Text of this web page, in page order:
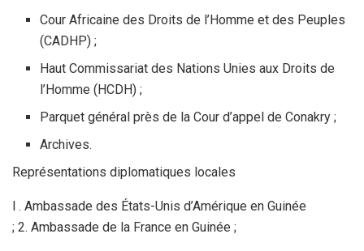
Cour Africaine des Droits de l’Homme et des Peuples
(CADHP) ;
Haut Commissariat des Nations Unies aux Droits de
l’Homme (HCDH) ;
Parquet général près de la Cour d’appel de Conakry ;
Archives.
Représentations diplomatiques locales
l . Ambassade des États-Unis d’Amérique en Guinée
; 2. Ambassade de la France en Guinée ;